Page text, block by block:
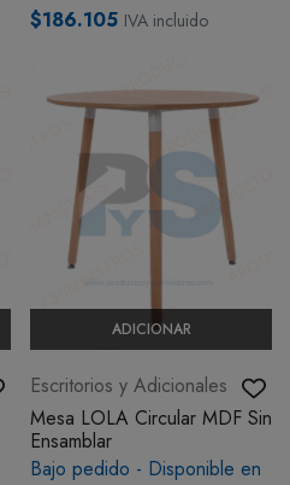
$186.105 IVA incluido
ADICIONAR
Escritorios y Adicionales
Mesa LOLA Circular MDF Sin
Ensamblar
Bajo pedido - Disponible en